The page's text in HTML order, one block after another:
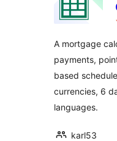
A mortgage
payments,
based
currencies, 6
languages.
karl53